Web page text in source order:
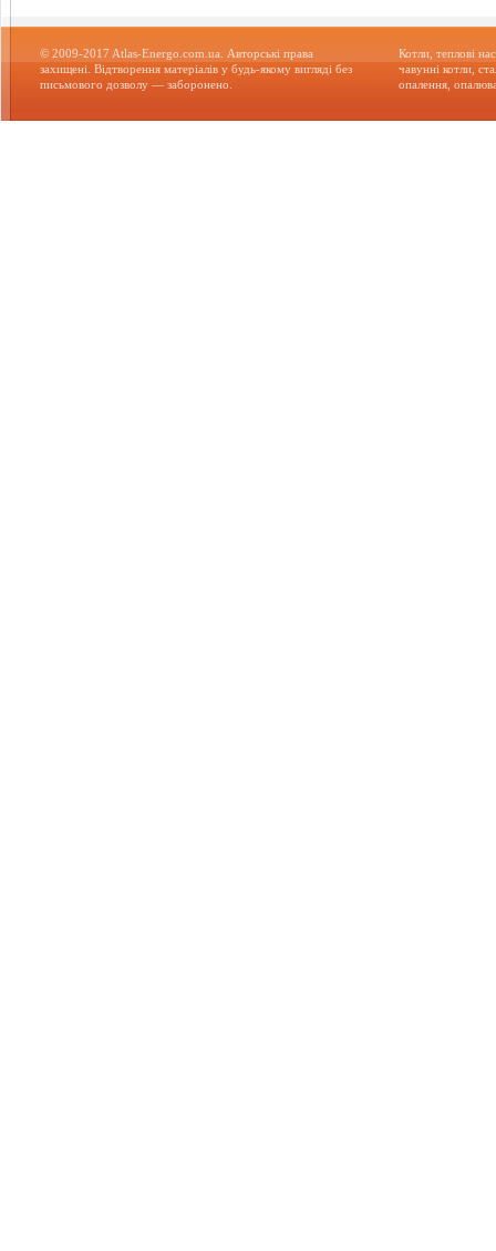
© 2009-2017 Atlas-Energo.com.ua. Авторські права
захищені. Відтворення матеріалів у будь-якому вигляді без
письмового дозволу — заборонено.
Котли, теплові
чавунні котли,
опалення,